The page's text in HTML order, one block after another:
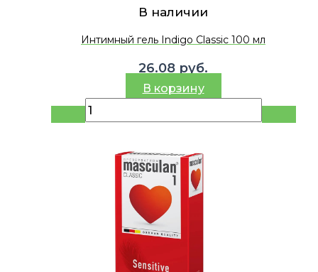
В наличии
Интимный гель Indigo Classic 100 мл
26.08 руб.
В корзину